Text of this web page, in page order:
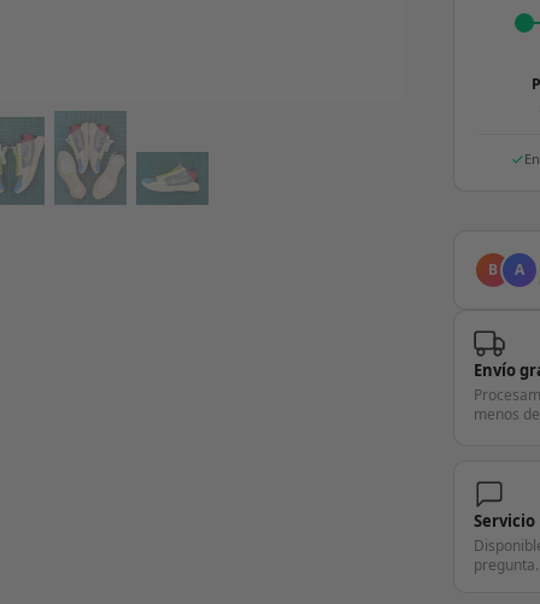
B A
Envío
menos
Servicio
pregunta.